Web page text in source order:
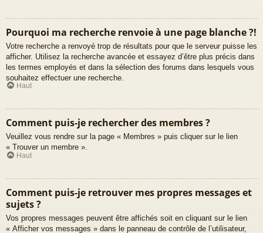
Pourquoi ma recherche renvoie à une page blanche ?!
Votre recherche a renvoyé trop de résultats pour que le serveur puisse les
afficher. Utilisez la recherche avancée et essayez d’être plus précis dans
les termes employés et dans la sélection des forums dans lesquels vous
souhaitez effectuer une recherche.
Haut
Comment puis-je rechercher des membres ?
Veuillez vous rendre sur la page « Membres » puis cliquer sur le lien
« Trouver un membre ».
Haut
Comment puis-je retrouver mes propres messages et
sujets ?
Vos propres messages peuvent être affichés soit en cliquant sur le lien
« Afficher vos messages » dans le panneau de contrôle de l’utilisateur,